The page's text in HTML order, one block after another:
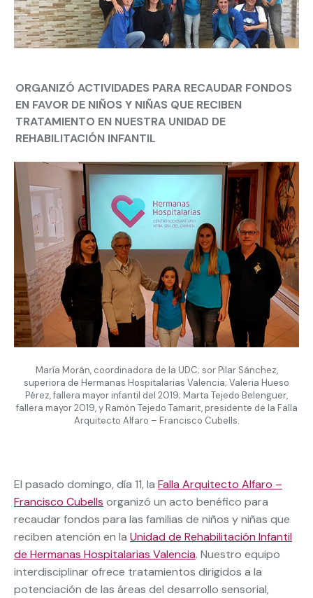
ORGANIZÓ ACTIVIDADES PARA RECAUDAR FONDOS
EN FAVOR DE NIÑOS Y NIÑAS QUE RECIBEN
TRATAMIENTO EN NUESTRA UNIDAD DE
REHABILITACIÓN INFANTIL
María Morán, coordinadora de la UDC; sor Pilar Sánchez,
superiora de Hermanas Hospitalarias Valencia; Valeria Hueso
Pérez, fallera mayor infantil del 2019; Marta Tejedo Belenguer,
fallera mayor 2019, y Ramón Tejedo Tamarit, presidente de la Falla
Arquitecto Alfaro – Francisco Cubells.
El pasado domingo, día 11, la Falla Arquitecto Alfaro –
Francisco Cubells organizó un acto benéfico para
recaudar fondos para las familias de niños y niñas que
reciben atención en la Unidad de Rehabilitación Infantil
de Hermanas Hospitalarias Valencia. Nuestro equipo
interdisciplinar ofrece tratamientos dirigidos a la
potenciación de las áreas del desarrollo sensorial,